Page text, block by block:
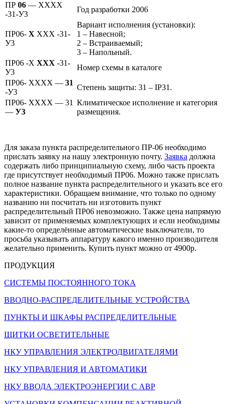
ПР 06 — XXXX
-31-У3
Год разработки 2006
ПР06- X XXX -31-
У3
Вариант исполнения (установки):
1 – Навесной;
2 – Встраиваемый;
3 – Напольный.
ПР06 -X XXX -31-
У3
Номер схемы в каталоге
ПР06- XXXX — 31
-У3
Степень защиты: 31 – IP31.
ПР06- XXXX — 31
— У3
Климатическое исполнение и категория
размещения.
Для заказа пункта распределительного ПР-06 необходимо
прислать заявку на нашу электронную почту. Заявка должна
содержать либо принципиальную схему, либо часть проекта
где присутствует необходимый ПР06. Можно также прислать
полное название пункта распределительного и указать все его
характеристики. Обращаем внимание, что только по одному
названию ни посчитать ни изготовить пункт
распределительный ПР06 невозможно. Также цена напрямую
зависит от применяемых комплектующих и если необходимы
какие-то определённые автоматические выключатели, то
просьба указывать аппаратуру какого именно производителя
желательно применить. Купить пункт можно от 4900р.
ПРОДУКЦИЯ
СИСТЕМЫ ПОСТОЯННОГО ТОКА
ВВОДНО-РАСПРЕДЕЛИТЕЛЬНЫЕ УСТРОЙСТВА
ПУНКТЫ И ШКАФЫ РАСПРЕДЕЛИТЕЛЬНЫЕ
ЩИТКИ ОСВЕТИТЕЛЬНЫЕ
НКУ УПРАВЛЕНИЯ ЭЛЕКТРОДВИГАТЕЛЯМИ
НКУ УПРАВЛЕНИЯ И АВТОМАТИКИ
НКУ ВВОДА ЭЛЕКТРОЭНЕРГИИ С АВР